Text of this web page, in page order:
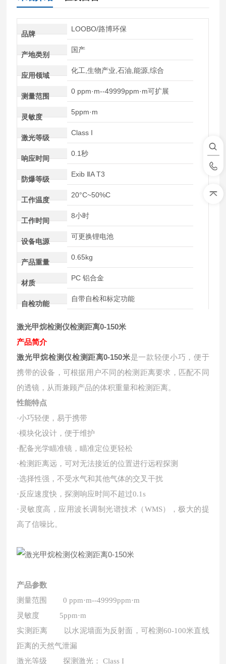
品牌
LOOBO/路博环保
产地类别
国产
应用领域
化工,生物产业,石油,能源,综合
测量范围
0 ppm·m--49999ppm·m可扩展
灵敏度
5ppm·m
激光等级
Class I
响应时间
0.1秒
防爆等级
Exib ⅡA T3
工作温度
20°C~50%C
工作时间
8小时
设备电源
可更换锂电池
产品重量
0.65kg
材质
PC 铝合金
自检功能
自带自检和标定功能
激光甲烷检测仪检测距离0-150米
产品简介
激光甲烷检测仪检测距离0-150米是一款轻便小巧，便于
携带的设备，可根据用户不同的检测距离要求，匹配不同
的透镜，从而兼顾产品的体积重量和检测距离。
性能特点
·小巧轻便，易于携带
·模块化设计，便于维护
·配备光学瞄准镜，瞄准定位更轻松
·检测距离远，可对无法接近的位置进行远程探测
·选择性强，不受水气和其他气体的交叉干扰
· 反应速度快，探测响应时间不超过0.1s
· 灵敏度高，应用波长调制光谱技术（WMS），极大的提
高了信噪比。
产品参数
测量范围
0 ppm·m--49999ppm·m
灵敏度 5ppm·m
实测距离 以水泥墙面为反射面，可检测60-100米直线
距离的天然气泄漏
激光等级
探测激光： Class I